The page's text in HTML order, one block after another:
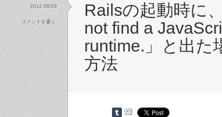
Railsの起動時に
not find a
runtime.」と出た
方法
2012 06/09
コメントを書く